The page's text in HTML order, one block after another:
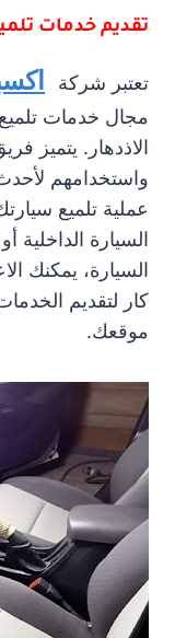
تقديم خدمات
تعتبر شركة
مجال خدمات
الاذدهار. يتميز
واستخدامهم لأحدث
عملية تلميع
السيارة
السيارة، يمكنك
كار لتقديم
موقعك.